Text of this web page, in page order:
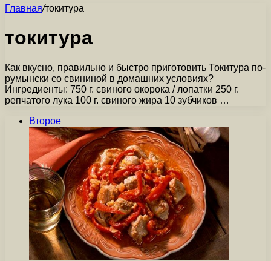
Главная/токитура
токитура
Как вкусно, правильно и быстро приготовить Токитура по-
румынски со свининой в домашних условиях?
Ингредиенты: 750 г. свиного окорока / лопатки 250 г.
репчатого лука 100 г. свиного жира 10 зубчиков …
Второе